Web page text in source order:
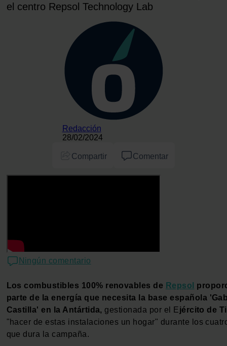
el centro Repsol Technology Lab
Redacción
28/02/2024
Compartir Comentar
Ningún comentario
Los combustibles 100% renovables de Repsol
parte de la energía que necesita la base española
Castilla' en la Antártida, gestionada por el Ejército de
"hacer de estas instalaciones un hogar" durante los
que dura la campaña.